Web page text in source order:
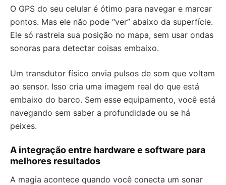
O GPS do seu celular é ótimo para navegar e marcar
pontos. Mas ele não pode “ver” abaixo da superfície.
Ele só rastreia sua posição no mapa, sem usar ondas
sonoras para detectar coisas embaixo.
Um transdutor físico envia pulsos de som que voltam
ao sensor. Isso cria uma imagem real do que está
embaixo do barco. Sem esse equipamento, você está
navegando sem saber a profundidade ou se há
peixes.
A integração entre hardware e software para
melhores resultados
A magia acontece quando você conecta um sonar